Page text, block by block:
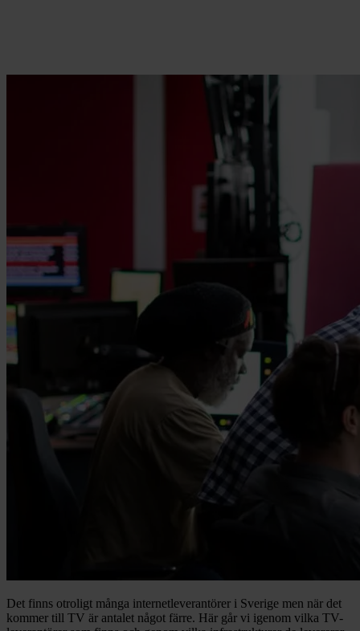
Det finns otroligt många internetleverantörer i Sverige men när det
kommer till TV är antalet något färre. Här går vi igenom vilka TV-